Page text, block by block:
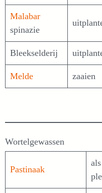
Malabar
spinazie
Bleekselderij
Melde zaaien
Wortelgewassen
Pastinaak